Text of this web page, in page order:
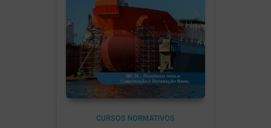
CURSOS NORMATIVOS